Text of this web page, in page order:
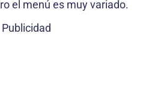
el menú es muy variado.
Publicidad